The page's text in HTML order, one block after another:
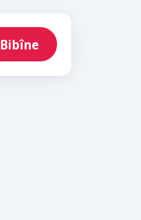
Bibîne